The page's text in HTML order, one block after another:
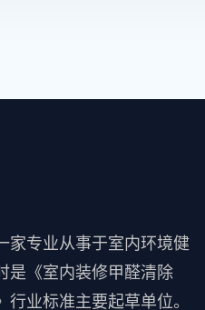
家专业从事于室内环境健
是《室内装修甲醛清除
业标准主要起草单位。